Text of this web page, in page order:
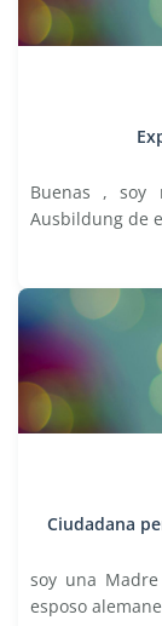
Buenas , soy
Ausbildung de
Ciudadana
soy una
esposo